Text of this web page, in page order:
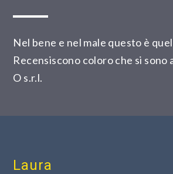
Nel bene e nel male questo è
Recensiscono coloro che si sono
O s.r.l.
Laura